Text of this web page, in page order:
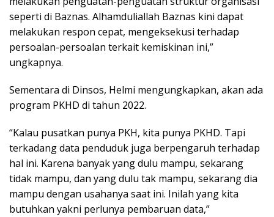
seperti di Baznas. Alhamduliallah Baznas kini dapat
melakukan respon cepat, mengeksekusi terhadap
persoalan-persoalan terkait kemiskinan ini,”
ungkapnya.
Sementara di Dinsos, Helmi mengungkapkan, akan ada
program PKHD di tahun 2022.
“Kalau pusatkan punya PKH, kita punya PKHD. Tapi
terkadang data penduduk juga berpengaruh terhadap
hal ini. Karena banyak yang dulu mampu, sekarang
tidak mampu, dan yang dulu tak mampu, sekarang dia
mampu dengan usahanya saat ini. Inilah yang kita
butuhkan yakni perlunya pembaruan data,”